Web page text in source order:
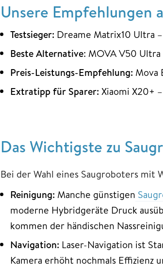
Unsere Empfehlungen
Testsieger: Dreame Matrix10 Ultra –
Beste Alternative: MOVA V50
Preis-Leistungs-Empfehlung: Mova
Extratipp für Sparer: Xiaomi X20+ –
Das Wichtigste zu
Bei der Wahl eines Saugroboters
Reinigung: Manche günstigen
moderne Hybridgeräte Druck
kommen der händischen
Navigation: Laser-Navigation ist
Kamera erhöht nochmals Effizienz